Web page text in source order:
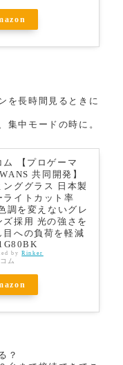
を長時間見るときに
集中モードの時に。
ム 【プロゲーマ
共同開発】
ンググラス 日本製
ライトカット率
調を変えないグレ
ズ採用 光の強さを
目への負荷を軽減
byRinker
ム
？